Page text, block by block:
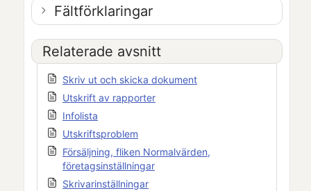
Fältförklaringar
Relaterade avsnitt
Skriv ut och skicka dokument
Utskrift av rapporter
Infolista
Utskriftsproblem
Försäljning, fliken Normalvärden,
företagsinställningar
Skrivarinställningar